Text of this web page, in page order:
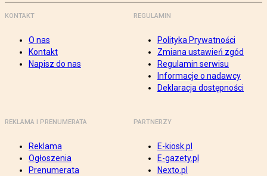
KONTAKT
O nas
Kontakt
Napisz do nas
REGULAMIN
Polityka Prywatności
Zmiana ustawień zgód
Regulamin serwisu
Informacje o nadawcy
Deklaracja dostępności
REKLAMA I PRENUMERATA
Reklama
Ogłoszenia
Prenumerata
PARTNERZY
E-kiosk.pl
E-gazety.pl
Nexto.pl